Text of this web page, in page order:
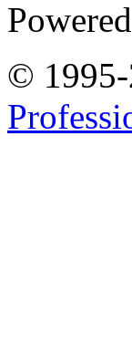
© 1995-